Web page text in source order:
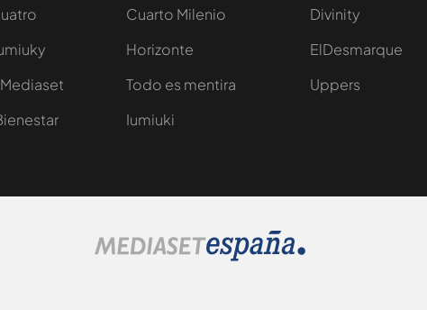
Cuarto Milenio
Horizonte
Todo es mentira
Iumiuki
Divinity
ElDesmarque
Uppers